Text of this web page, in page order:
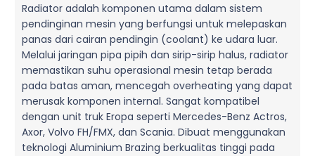
Radiator adalah komponen utama dalam sistem
pendinginan mesin yang berfungsi untuk melepaskan
panas dari cairan pendingin (coolant) ke udara luar.
Melalui jaringan pipa pipih dan sirip-sirip halus, radiator
memastikan suhu operasional mesin tetap berada
pada batas aman, mencegah overheating yang dapat
merusak komponen internal. Sangat kompatibel
dengan unit truk Eropa seperti Mercedes-Benz Actros,
Axor, Volvo FH/FMX, dan Scania. Dibuat menggunakan
teknologi Aluminium Brazing berkualitas tinggi pada